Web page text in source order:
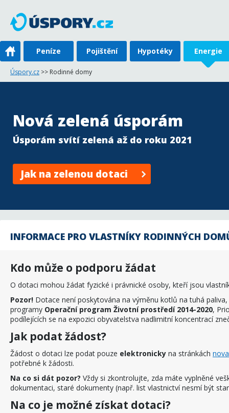
Peníze Pojištění Hypotéky Energie
Úspory.cz >> Rodinné domy
Nová zelená úsporám
Úsporám svítí zelená až do roku 2021
Jak na zelenou dotaci
INFORMACE PRO VLASTNÍKY RODINNÝCH
Kdo může o podporu žádat
O dotaci mohou žádat fyzické i právnické osoby, kteří jsou
Pozor! Dotace není poskytována na výměnu kotlů na tuhá
programy Operační program Životní prostředí 2014-2020,
podílejících se na expozici obyvatelstva nadlimitní koncentrací
Jak podat žádost?
Žádost o dotaci lze podat pouze elektronicky na stránkách
potřebné k žádosti.
Na co si dát pozor? Vždy si zkontrolujte, zda máte vyplněné
dokumentaci, staré dokumenty (např. list vlastnictví nesmí být
Na co je možné získat dotaci?